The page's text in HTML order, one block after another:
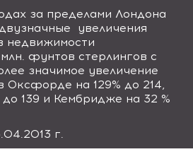
за пределами Лондона
увеличения
недвижимости
фунтов стерлингов с
значимое увеличение
Оксфорде на 129% до 214,
139 и Кембридже на 32 %
г.